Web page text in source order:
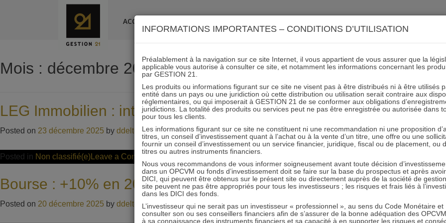
ACCUEIL
Mois : décembre 2025
LEG Immobilien : interview d’Anthony Vandenbilcke sur BFM
Posted on 23 décembre 2025 by ddeltour
Posted in Non classifié(e)Leave a Commenton
LEG
Immobilien
:
interview
Bourse : +10% en 2026 selon Daniel Tondu et d’autres gérants
Posted on 20 décembre 2025 by ddeltour
INFORMATIONS IMPORTANTES – CONDITIONS D’UTILISATION
Préalablement à la navigation sur ce site Internet, il vous appartient de vous assurer que la
applicable vous autorise à consulter ce site, et notamment les informations concernant les
par GESTION 21.
Les produits ou informations figurant sur ce site ne visent pas à être distribués ni à être utilisés
entité dans un pays ou une juridiction où cette distribution ou utilisation serait contraire aux
réglementaires, ou qui imposerait à GESTION 21 de se conformer aux obligations
juridictions. La totalité des produits ou services peut ne pas être enregistrée ou autorisée dans
pour tous les clients.
Les informations figurant sur ce site ne constituent ni une recommandation ni une proposition
titres, un conseil d’investissement quant à l’achat ou à la vente d’un titre, une offre ou une
fournir un conseil d’investissement ou un service financier, juridique, fiscal ou de placement, ou
titres ou autres instruments financiers.
Nous vous recommandons de vous informer soigneusement avant toute décision
dans un OPCVM ou fonds d’investissement doit se faire sur la base du prospectus et après
DICI, qui peuvent être obtenus sur le présent site ou directement auprès de la société de
site peuvent ne pas être appropriés pour tous les investisseurs ; les risques et frais liés à
dans les DICI des fonds.
L’investisseur qui ne serait pas un investisseur « professionnel », au sens du Code Monétaire
consulter son ou ses conseillers financiers afin de s’assurer de la bonne adéquation des
à sa connaissance des instruments financiers et sa capacité à en supporter les risques et